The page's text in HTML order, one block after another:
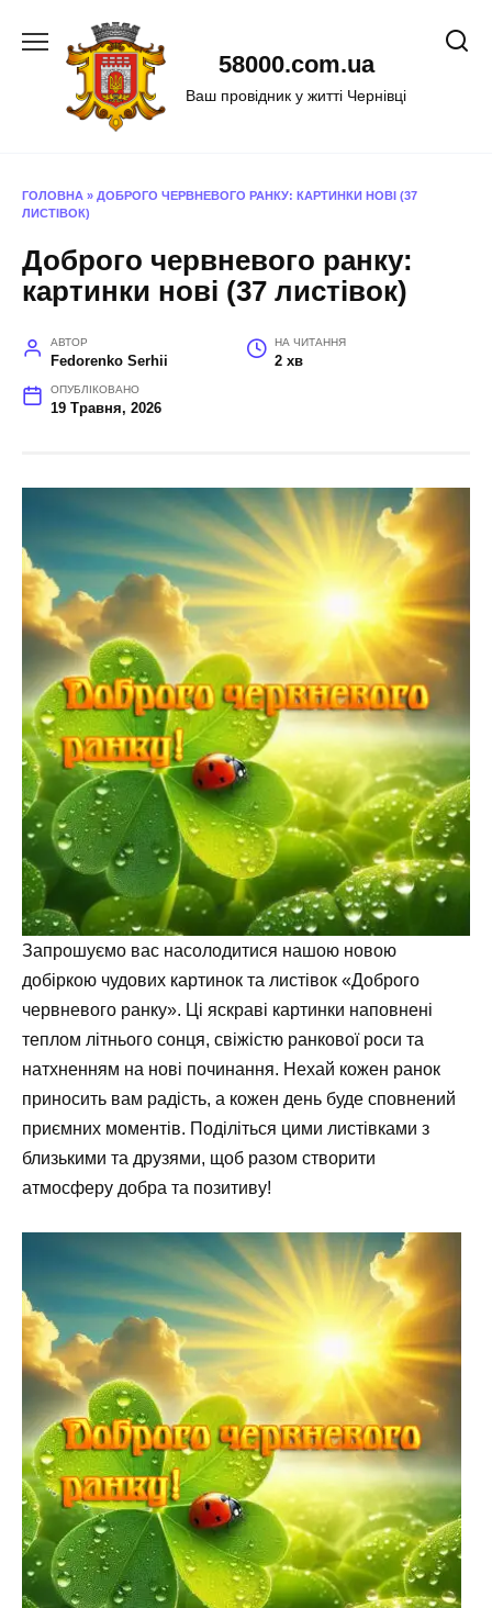
58000.com.ua
Ваш провідник у житті Чернівці
ГОЛОВНА » ДОБРОГО ЧЕРВНЕВОГО РАНКУ: КАРТИНКИ НОВІ (37
ЛИСТІВОК)
Доброго червневого ранку:
картинки нові (37 листівок)
АВТОР
Fedorenko Serhii
НА ЧИТАННЯ
2 хв
ОПУБЛІКОВАНО
19 Травня, 2026
Запрошуємо вас насолодитися нашою новою
добіркою чудових картинок та листівок «Доброго
червневого ранку». Ці яскраві картинки наповнені
теплом літнього сонця, свіжістю ранкової роси та
натхненням на нові починання. Нехай кожен ранок
приносить вам радість, а кожен день буде сповнений
приємних моментів. Поділіться цими листівками з
близькими та друзями, щоб разом створити
атмосферу добра та позитиву!